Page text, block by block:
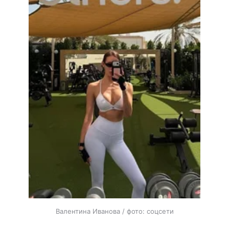
Валентина Иванова / фото: соцсети